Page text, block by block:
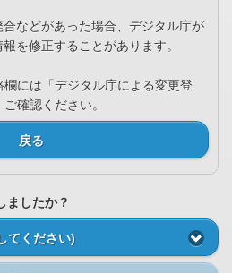
などがあった場合、デジタル庁が
を修正することがあります。
には「デジタル庁による変更登
確認ください。
戻る
ましたか？
てください)